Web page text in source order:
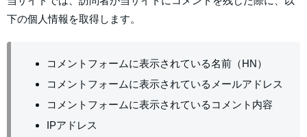
下の個人情報を取得します。
コメントフォームに表示されている名前（HN）
コメントフォームに表示されているメールアドレス
コメントフォームに表示されているコメント内容
IPアドレス